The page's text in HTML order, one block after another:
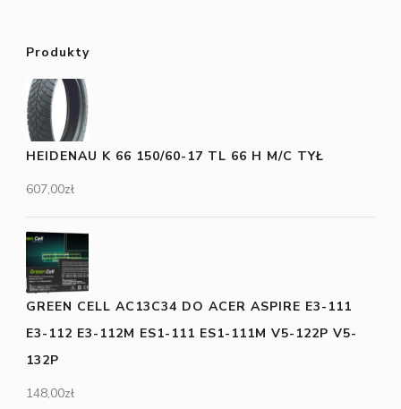
Produkty
HEIDENAU K 66 150/60-17 TL 66 H M/C TYŁ
607,00zł
GREEN CELL AC13C34 DO ACER ASPIRE E3-111
E3-112 E3-112M ES1-111 ES1-111M V5-122P V5-
132P
148,00zł